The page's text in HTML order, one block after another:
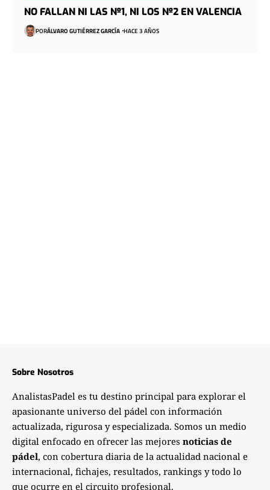
NO FALLAN NI LAS Nº1, NI LOS Nº2 EN VALENCIA
PORÁLVARO GUTIÉRREZ GARCÍA HACE 3 AÑOS
Sobre Nosotros
AnalistasPadel es tu destino principal para explorar el
apasionante universo del pádel con información
actualizada, rigurosa y especializada. Somos un medio
digital enfocado en ofrecer las mejores noticias de
pádel, con cobertura diaria de la actualidad nacional e
internacional, fichajes, resultados, rankings y todo lo
que ocurre en el circuito profesional.